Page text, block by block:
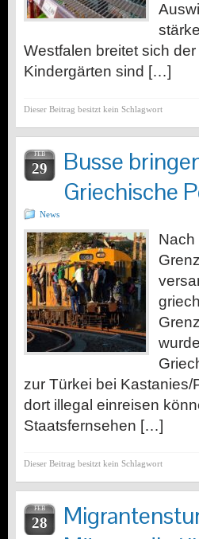
Westfalen breitet sich
Kindergärten sind […]
Dieser Beitrag besitzt kein Schlagwort
FEB
29
Busse
Griechische
News
Nach
zur Türkei bei
dort illegal einreisen
Staatsfernsehen […]
Dieser Beitrag besitzt kein Schlagwort
FEB
28